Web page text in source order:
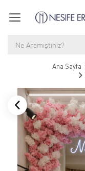
Ana Sayfa